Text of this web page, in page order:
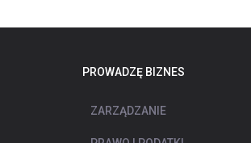
PROWADZĘ BIZNES
ZARZĄDZANIE